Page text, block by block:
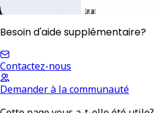
Besoin d'aide supplémentaire?
Contactez-nous
Demander à la communauté